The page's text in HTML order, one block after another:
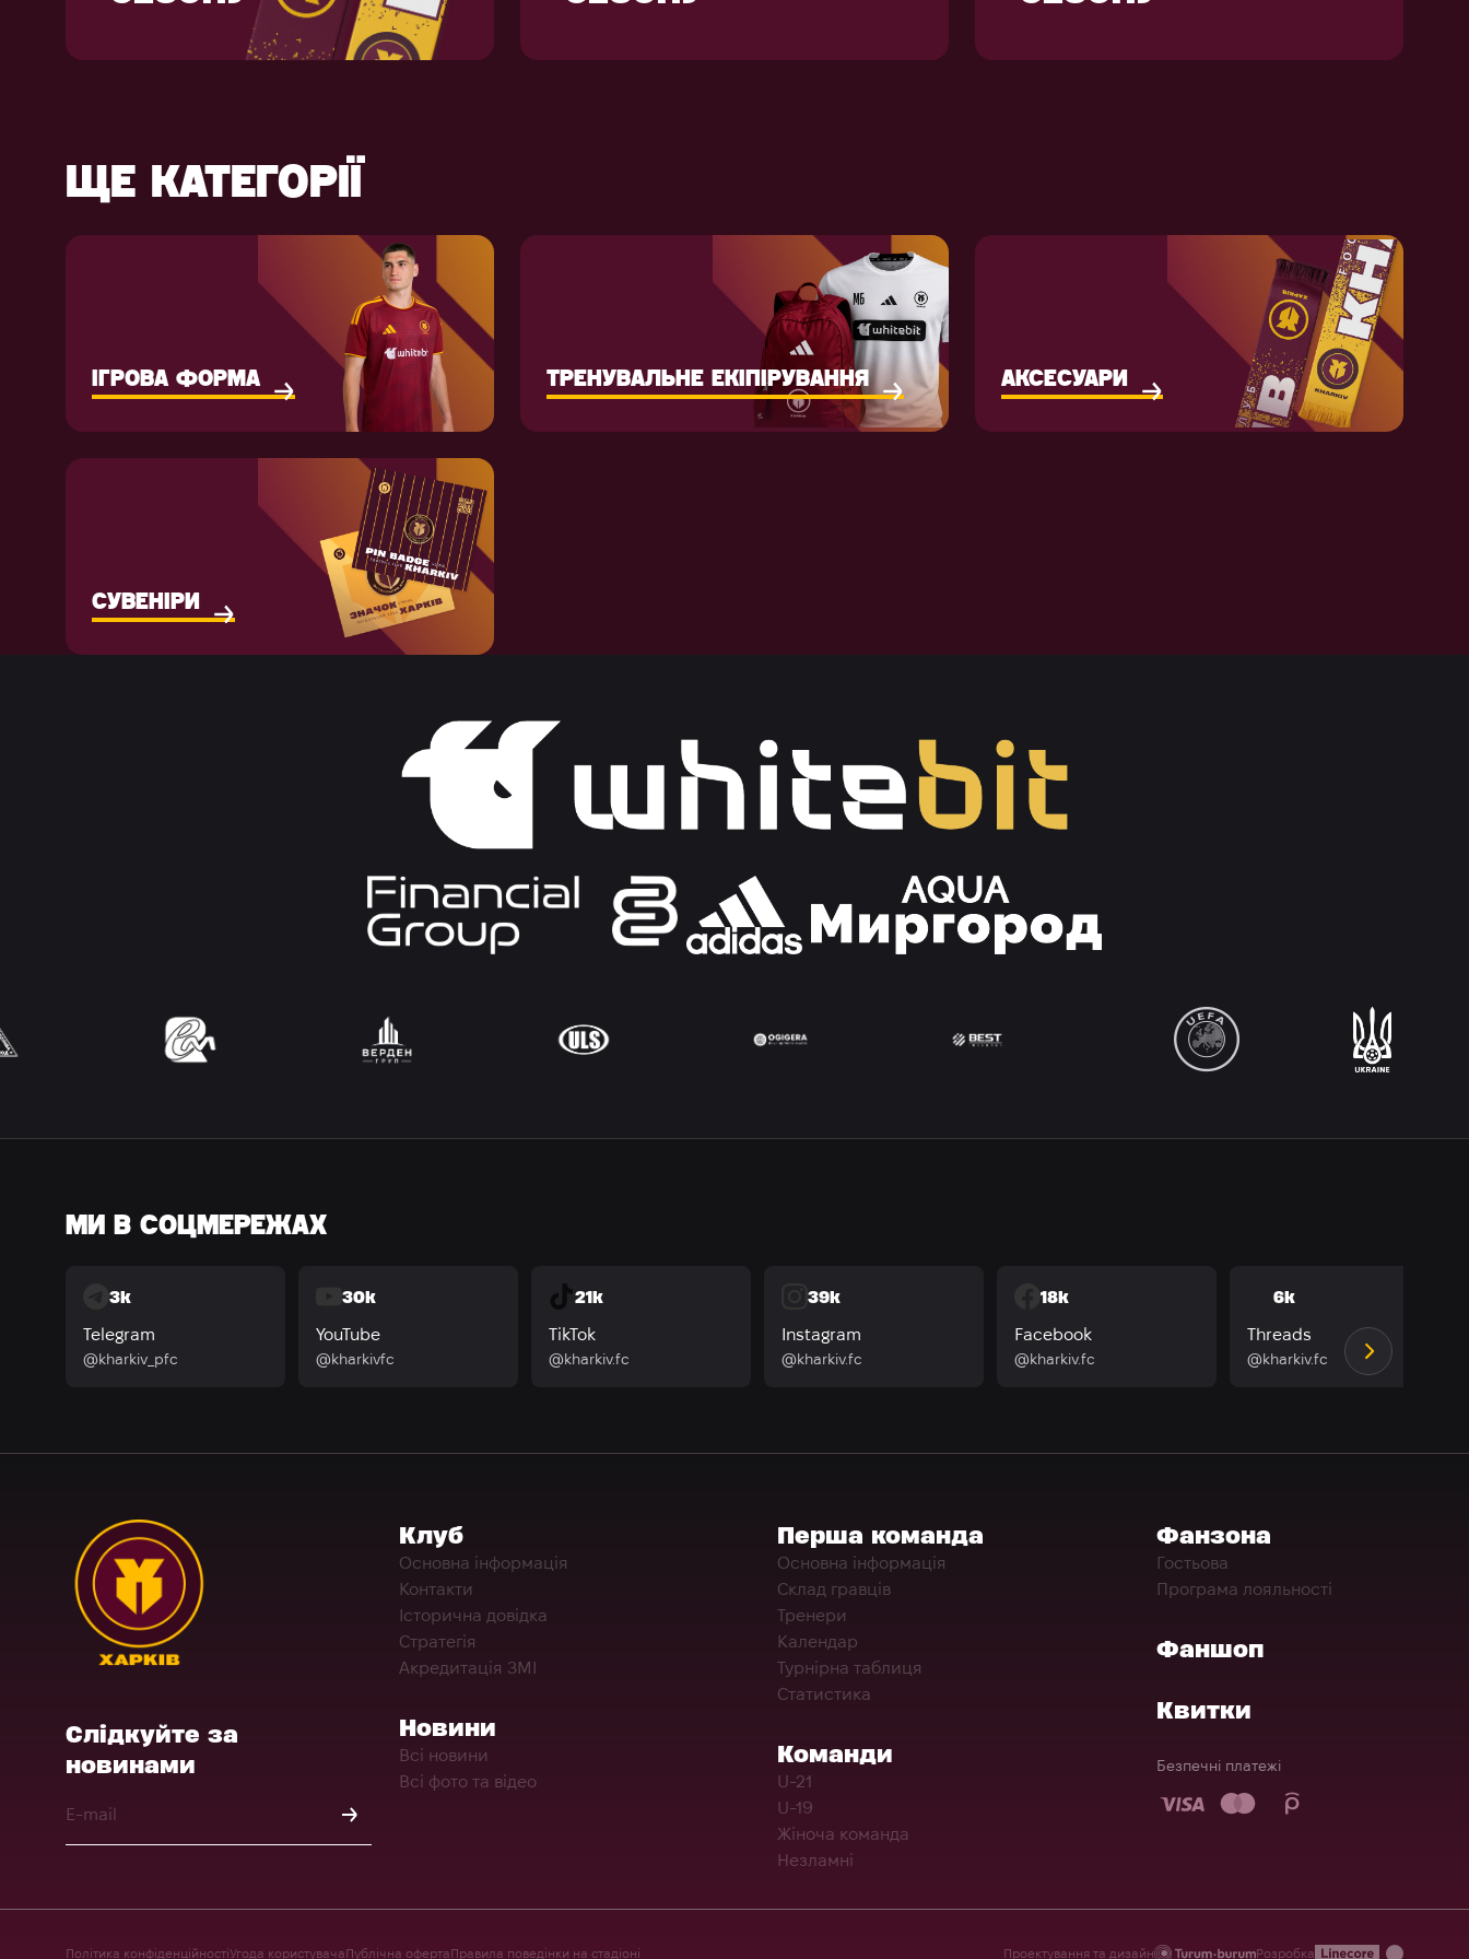
ЩЕ КАТЕГОРІЇ
ІГРОВА ФОРМА ТРЕНУВАЛЬНЕ ЕКІПІРУВАННЯ АКСЕСУАРИ
СУВЕНІРИ
МИ В СОЦМЕРЕЖАХ
3k
Telegram
@kharkiv_pfc
30k
YouTube
@kharkivfc
21k
TikTok
@kharkiv.fc
39k
Instagram
@kharkiv.fc
18k
Facebook
@kharkiv.fc
6k
Threads
@kharkiv.fc
Слідкуйте за
новинами
Клуб
Основна інформація
Контакти
Історична довідка
Стратегія
Акредитація ЗМІ
Новини
Всі новини
Всі фото та відео
Перша команда
Основна інформація
Склад гравців
Тренери
Календар
Турнірна таблиця
Статистика
Команди
U-21
U-19
Жіноча команда
Незламні
Фанзона
Гостьова
Програма лояльності
Фаншоп
Квитки
Безпечні платежі
Політика конфіденційностіУгода користувачаПублічна офертаПравила поведінки на стадіоні Проектування та дизайн Розробка